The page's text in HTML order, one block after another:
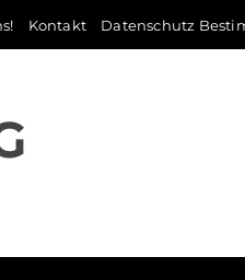
Kontakt Datenschutz